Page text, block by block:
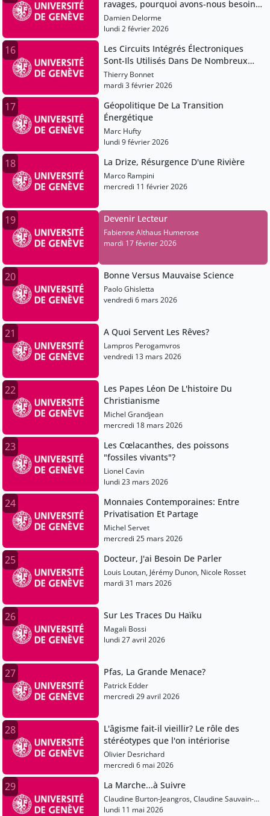
ravages, pourquoi avons-nous besoin
des artistes?
Damien Delorme
lundi 2 février 2026
16
Les Circuits Intégrés Électroniques
Sont-Ils Utilisés Dans De Nombreux
Appareils?
Thierry Bonnet
mardi 3 février 2026
17
Géopolitique De La Transition
Énergétique
Marc Hufty
lundi 9 février 2026
18 La Drize, Résurgence D'une Rivière
Marco Rampini
mercredi 11 février 2026
19 Devenir Lecteur
Fabienne Althaus Humerose
mardi 17 février 2026
20 Bonne Versus Mauvaise Science
Paolo Ghisletta
vendredi 6 mars 2026
21 A Quoi Servent Les Rêves?
Lampros Perogamvros
vendredi 13 mars 2026
22
Les Papes Léon De L'histoire Du
Christianisme
Michel Grandjean
mercredi 18 mars 2026
23
Les Cœlacanthes, des poissons
"fossiles vivants"?
Lionel Cavin
lundi 23 mars 2026
24
Monnaies Contemporaines: Entre
Privatisation Et Partage
Michel Servet
mercredi 25 mars 2026
25 Docteur, J'ai Besoin De Parler
Louis Loutan, Jérémy Dunon, Nicole Rosset
mardi 31 mars 2026
26 Sur Les Traces Du Haïku
Magali Bossi
lundi 27 avril 2026
27 Pfas, La Grande Menace?
Patrick Edder
mercredi 29 avril 2026
28
L'âgisme fait-il vieillir? Le rôle des
stéréotypes que l'on intériorise
Olivier Desrichard
mercredi 6 mai 2026
29 La Marche...à Suivre
Claudine Burton-Jeangros, Claudine Sauvain-
Dugerdil, Claude-François Robert, Bernt
lundi 11 mai 2026